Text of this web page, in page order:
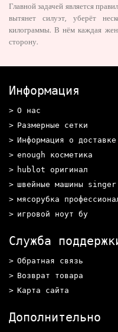
Главной задачей является
вытянет силуэт, уберёт
килограммы. В нём каждая
сторону.
Информация
О нас
Размерные сетки
Информация о доставке
enough косметика
hublot оригинал
швейные машины singer
мясорубка
игровой ноут бу
Служба
Обратная связь
Возврат товара
Карта сайта
Дополнительно